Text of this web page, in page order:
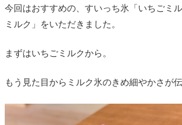
今回はおすすめの、すいっち氷「いちごミ
ミルク」をいただきました。
まずはいちごミルクから。
もう見た目からミルク氷のきめ細やかさが